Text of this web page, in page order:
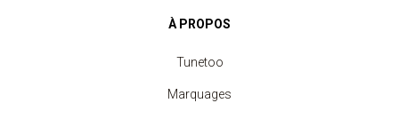
À PROPOS
Tunetoo
Marquages